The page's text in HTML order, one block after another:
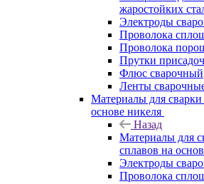
жаростойких
Электроды
Проволока
Проволока
Прутки
Флюс сварочный
Ленты
Материалы для
основе никеля
Назад
Материалы для
сплавов на
Электроды
Проволока